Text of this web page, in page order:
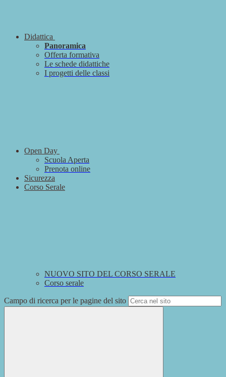
Didattica
Panoramica
Offerta formativa
Le schede didattiche
I progetti delle classi
Open Day
Scuola Aperta
Prenota online
Sicurezza
Corso Serale
NUOVO SITO DEL CORSO SERALE
Corso serale
Campo di ricerca per le pagine del sito